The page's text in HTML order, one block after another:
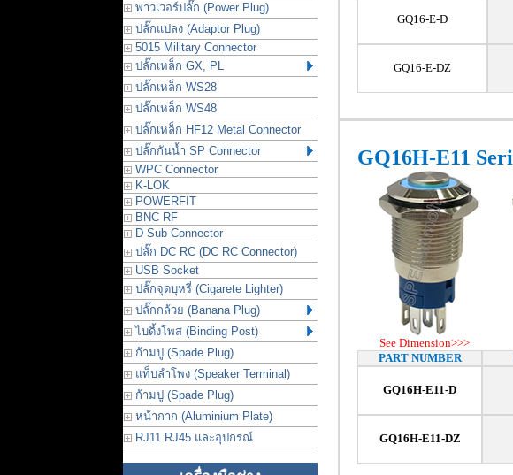
พาวเวอร์ปลั๊ก (Power Plug)
ปลั๊กแปลง (Adaptor Plug)
5015 Military Connector
ปลั๊กเหล็ก GX, PL
ปลั๊กเหล็ก WS28
ปลั๊กเหล็ก WS48
ปลั๊กเหล็ก HF12 Metal Connector
ปลั๊กกันน้ำ SP Connector
WPC Connector
K-LOK
POWERFIT
BNC RF
D-Sub Connector
ปลั๊ก DC RC (DC RC Connector)
USB Socket
ปลั๊กจุดบุหรี่ (Cigarete Lighter)
ปลั๊กกล้วย (Banana Plug)
ไบดิ้งโพส (Binding Post)
ก้ามปู (Spade Plug)
แท็บลำโพง (Speaker Terminal)
ก้ามปู (Spade Plug)
หน้ากาก (Aluminium Plate)
RJ11 RJ45 และอุปกรณ์
GQ16-E-D
GQ16-E-DZ
GQ16H-E11
See Dimension>>>
PART NUMBER
GQ16H-E11-D
GQ16H-E11-DZ